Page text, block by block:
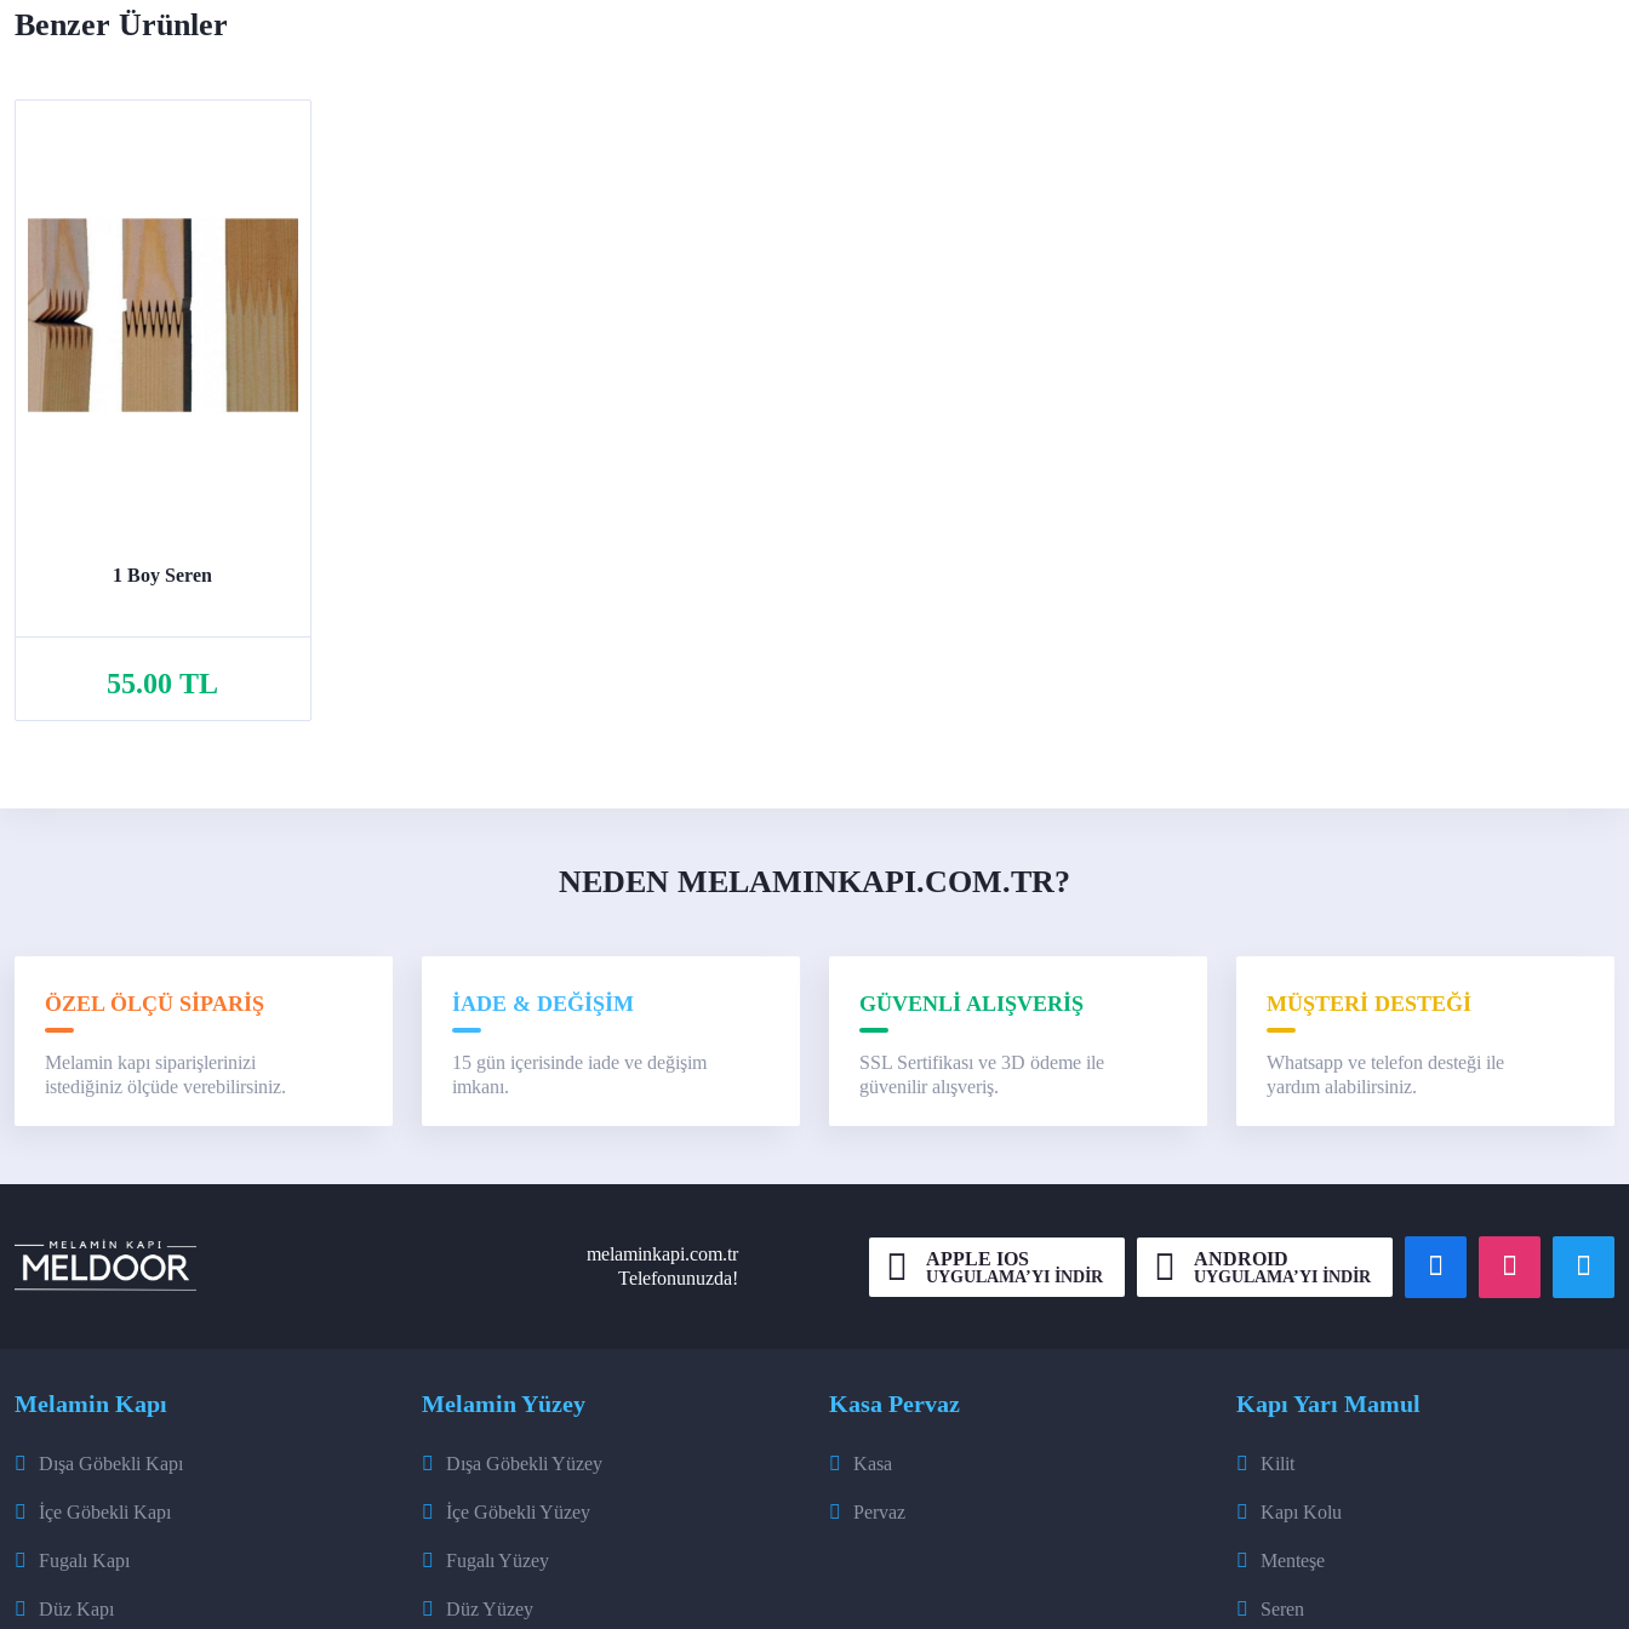
Benzer Ürünler
1 Boy Seren
55.00 TL
Sepete Ekle
NEDEN MELAMINKAPI.COM.TR?
ÖZEL ÖLÇÜ SİPARİŞ
Melamin kapı siparişlerinizi
istediğiniz ölçüde verebilirsiniz.
İADE & DEĞİŞİM
15 gün içerisinde iade ve değişim
imkanı.
GÜVENLİ ALIŞVERİŞ
SSL Sertifikası ve 3D ödeme ile
güvenilir alışveriş.
MÜŞTERİ DESTEĞİ
Whatsapp ve telefon desteği ile
yardım alabilirsiniz.
melaminkapi.com.tr
Telefonunuzda!
APPLE IOS
UYGULAMA’YI İNDİR
ANDROID
UYGULAMA’YI İNDİR
Melamin Kapı
Dışa Göbekli Kapı
İçe Göbekli Kapı
Fugalı Kapı
Düz Kapı
Melamin Yüzey
Dışa Göbekli Yüzey
İçe Göbekli Yüzey
Fugalı Yüzey
Düz Yüzey
Kasa Pervaz
Kasa
Pervaz
Kapı Yarı Mamul
Kilit
Kapı Kolu
Menteşe
Seren